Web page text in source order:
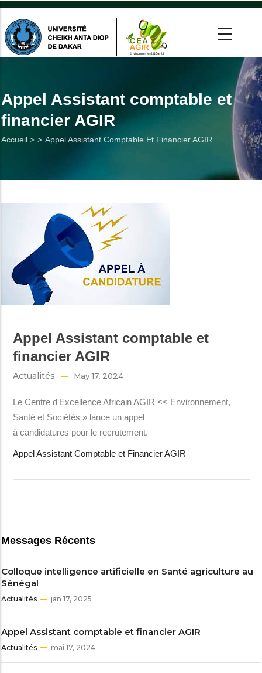
Aller
contenu
principal
Appel Assistant comptable et
financier AGIR
Fil
Accueil > Appel Assistant Comptable Et Financier AGIR
Appel Assistant comptable et
financier AGIR
Actualités May 17, 2024
Le Centre d'Excellence Africain AGIR << Environnement,
Santé et Sociétés » lance un appel
à candidatures pour le recrutement.
Appel Assistant Comptable et Financier AGIR
Messages Récents
Colloque intelligence artificielle en Santé agriculture au
Sénégal
Actualités jan 17, 2025
Appel Assistant comptable et financier AGIR
Actualités mai 17, 2024